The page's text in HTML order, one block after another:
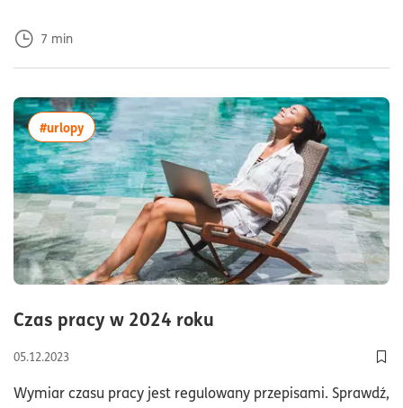
7 min
Czas pracy w 2024 roku
05.12.2023
Wymiar czasu pracy jest regulowany przepisami. Sprawdź,
#urlopywięcej artykułów z tagiem:#urlopy